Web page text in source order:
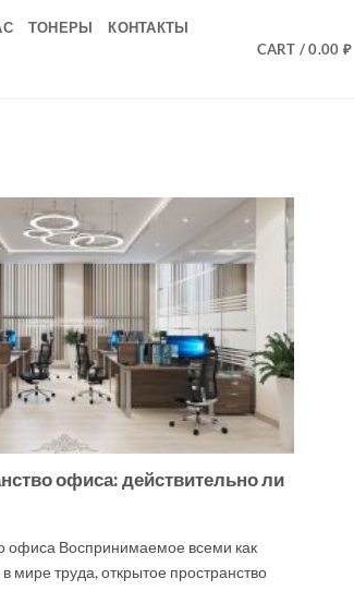
ТОНЕРЫ КОНТАКТЫ
CART /0.00 ₽
офиса: действительно ли
офиса Воспринимаемое всеми как
мире труда, открытое пространство